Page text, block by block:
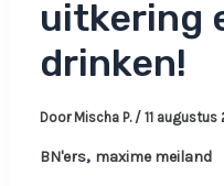
uitkering
drinken!
Door Mischa P. / 11 augustus
BN'ers, maxime meiland